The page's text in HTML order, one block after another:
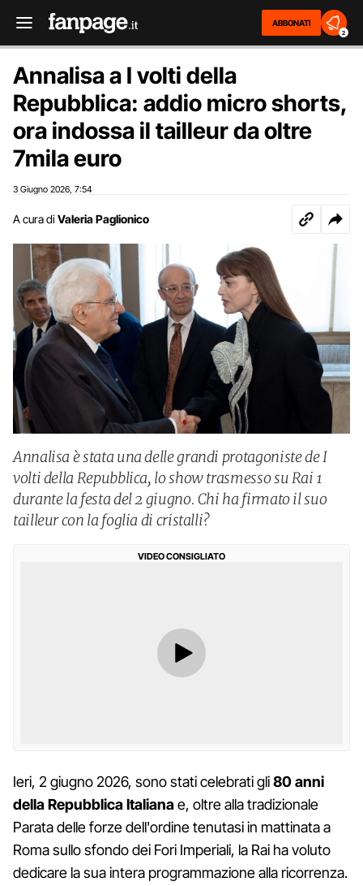
ABBONATI
2
Annalisa a I volti della
Repubblica: addio micro shorts,
ora indossa il tailleur da oltre
7mila euro
3 Giugno 2026 7:54
A cura di Valeria Paglionico
Annalisa è stata una delle grandi protagoniste de I
volti della Repubblica, lo show trasmesso su Rai 1
durante la festa del 2 giugno. Chi ha firmato il suo
tailleur con la foglia di cristalli?
VIDEO CONSIGLIATO
Ieri, 2 giugno 2026, sono stati celebrati gli80 anni
della Repubblica Italianae, oltre alla tradizionale
Parata delle forze dell'ordine tenutasi in mattinata a
Roma sullo sfondo dei Fori Imperiali, la Rai ha voluto
dedicare la sua intera programmazione alla ricorrenza.